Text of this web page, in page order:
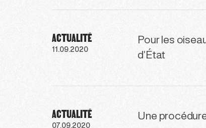
ACTUALITÉ
11.09.2020
Pour les
d’État
ACTUALITÉ
07.09.2020
Une